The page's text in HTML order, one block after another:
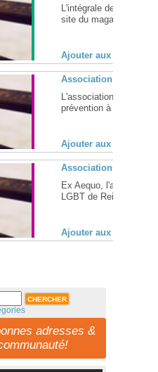
L'intégrale des
site du magazine
Ajouter aux favoris
Association
L'association
prévention à la
Ajouter aux favoris
Association exæquo
Ex Aequo,
LGBT de Reims
Ajouter aux favoris
adresses &